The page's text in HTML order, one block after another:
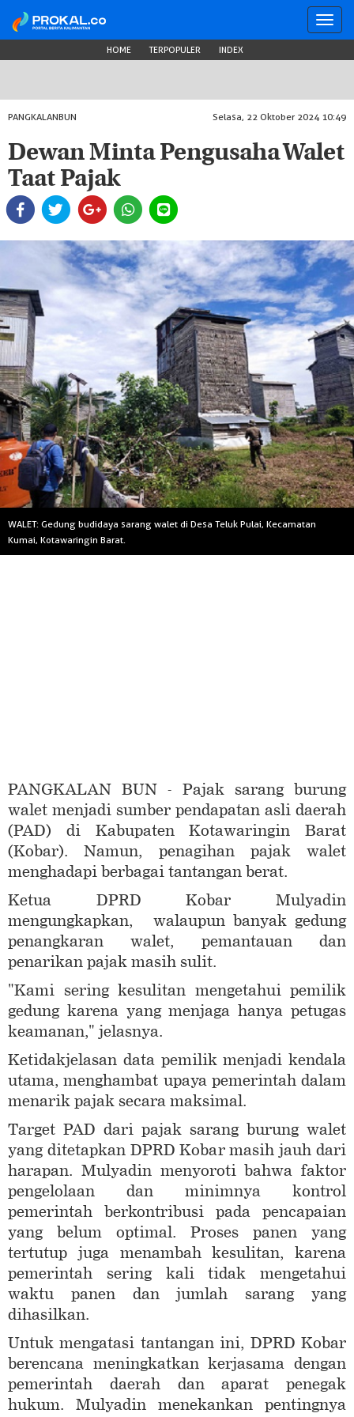
HOME TERPOPULER INDEX
PANGKALANBUN Selasa, 22 Oktober 2024 10:49
Dewan Minta Pengusaha Walet
Taat Pajak
WALET: Gedung budidaya sarang walet di Desa Teluk Pulai, Kecamatan
Kumai, Kotawaringin Barat.
PANGKALAN BUN - Pajak sarang burung
walet menjadi sumber pendapatan asli daerah
(PAD) di Kabupaten Kotawaringin Barat
(Kobar). Namun, penagihan pajak walet
menghadapi berbagai tantangan berat.
Ketua DPRD Kobar Mulyadin
mengungkapkan, walaupun banyak gedung
penangkaran walet, pemantauan dan
penarikan pajak masih sulit.
"Kami sering kesulitan mengetahui pemilik
gedung karena yang menjaga hanya petugas
keamanan," jelasnya.
Ketidakjelasan data pemilik menjadi kendala
utama, menghambat upaya pemerintah dalam
menarik pajak secara maksimal.
Target PAD dari pajak sarang burung walet
yang ditetapkan DPRD Kobar masih jauh dari
harapan. Mulyadin menyoroti bahwa faktor
pengelolaan dan minimnya kontrol
pemerintah berkontribusi pada pencapaian
yang belum optimal. Proses panen yang
tertutup juga menambah kesulitan, karena
pemerintah sering kali tidak mengetahui
waktu panen dan jumlah sarang yang
dihasilkan.
Untuk mengatasi tantangan ini, DPRD Kobar
berencana meningkatkan kerjasama dengan
pemerintah daerah dan aparat penegak
hukum. Mulyadin menekankan pentingnya